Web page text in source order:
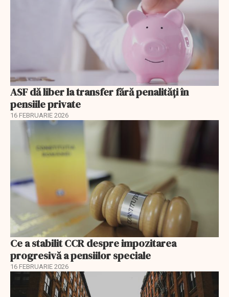
ASF dă liber la transfer fără penalități în
pensiile private
16 FEBRUARIE 2026
Ce a stabilit CCR despre impozitarea
progresivă a pensiilor speciale
16 FEBRUARIE 2026